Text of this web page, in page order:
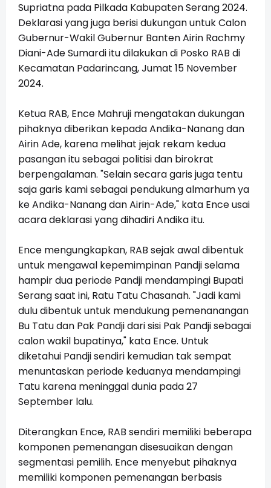
Supriatna pada Pilkada Kabupaten Serang 2024.
Deklarasi yang juga berisi dukungan untuk Calon
Gubernur-Wakil Gubernur Banten Airin Rachmy
Diani-Ade Sumardi itu dilakukan di Posko RAB di
Kecamatan Padarincang, Jumat 15 November
2024.
Ketua RAB, Ence Mahruji mengatakan dukungan
pihaknya diberikan kepada Andika-Nanang dan
Airin Ade, karena melihat jejak rekam kedua
pasangan itu sebagai politisi dan birokrat
berpengalaman. "Selain secara garis juga tentu
saja garis kami sebagai pendukung almarhum ya
ke Andika-Nanang dan Airin-Ade," kata Ence usai
acara deklarasi yang dihadiri Andika itu.
Ence mengungkapkan, RAB sejak awal dibentuk
untuk mengawal kepemimpinan Pandji selama
hampir dua periode Pandji mendampingi Bupati
Serang saat ini, Ratu Tatu Chasanah. "Jadi kami
dulu dibentuk untuk mendukung pemenanangan
Bu Tatu dan Pak Pandji dari sisi Pak Pandji sebagai
calon wakil bupatinya," kata Ence. Untuk
diketahui Pandji sendiri kemudian tak sempat
menuntaskan periode keduanya mendampingi
Tatu karena meninggal dunia pada 27
September lalu.
Diterangkan Ence, RAB sendiri memiliki beberapa
komponen pemenangan disesuaikan dengan
segmentasi pemilih. Ence menyebut pihaknya
memiliki komponen pemenangan berbasis